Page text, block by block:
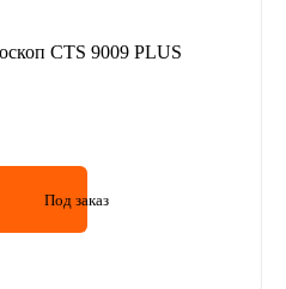
CTS 9009 PLUS
Под заказ